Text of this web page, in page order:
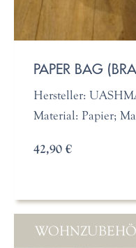
PAPER BAG
Hersteller:
Material: Papier;
42,90 €